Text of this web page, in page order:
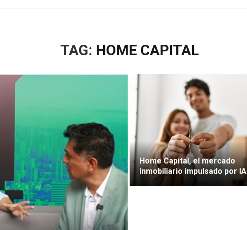
TAG: HOME CAPITAL
Home Capital, el mercado
inmobiliario impulsado por IA